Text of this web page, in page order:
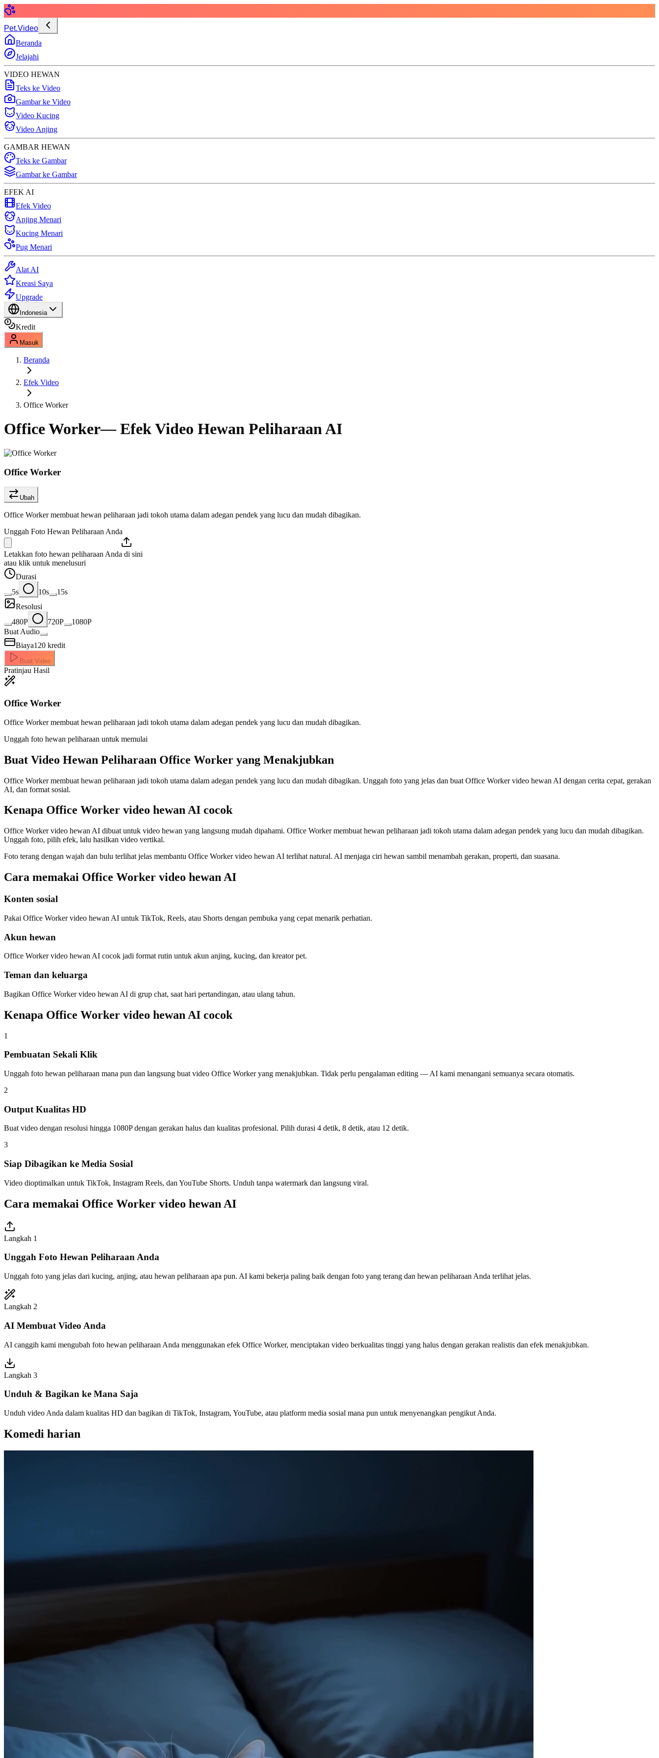
Pet.Video
Beranda
Jelajahi
VIDEO HEWAN
Teks ke Video
Gambar ke Video
Video Kucing
Video Anjing
GAMBAR HEWAN
Teks ke Gambar
Gambar ke Gambar
EFEK AI
Efek Video
Anjing Menari
Kucing Menari
Pug Menari
Alat AI
Kreasi Saya
Upgrade
Indonesia
Kredit
Masuk
Beranda
Efek Video
Office Worker
Office Worker— Efek Video Hewan Peliharaan AI
Office Worker
Ubah
Office Worker membuat hewan peliharaan jadi tokoh utama dalam adegan pendek yang lucu dan mudah dibagikan.
Unggah Foto Hewan Peliharaan Anda
Letakkan foto hewan peliharaan Anda di sini
atau klik untuk menelusuri
Durasi
5s
10s
15s
Resolusi
480P
720P
1080P
Buat Audio
Biaya120 kredit
Buat Video
Pratinjau Hasil
Office Worker
Office Worker membuat hewan peliharaan jadi tokoh utama dalam adegan pendek yang lucu dan mudah dibagikan.
Unggah foto hewan peliharaan untuk memulai
Buat Video Hewan Peliharaan Office Worker yang Menakjubkan
Office Worker membuat hewan peliharaan jadi tokoh utama dalam adegan pendek yang lucu dan mudah dibagikan. Unggah foto yang jelas dan buat Office Worker video hewan AI dengan cerita cepat, gerakan
AI, dan format sosial.
Kenapa Office Worker video hewan AI cocok
Office Worker video hewan AI dibuat untuk video hewan yang langsung mudah dipahami. Office Worker membuat hewan peliharaan jadi tokoh utama dalam adegan pendek yang lucu dan mudah dibagikan.
Unggah foto, pilih efek, lalu hasilkan video vertikal.
Foto terang dengan wajah dan bulu terlihat jelas membantu Office Worker video hewan AI terlihat natural. AI menjaga ciri hewan sambil menambah gerakan, properti, dan suasana.
Cara memakai Office Worker video hewan AI
Konten sosial
Pakai Office Worker video hewan AI untuk TikTok, Reels, atau Shorts dengan pembuka yang cepat menarik perhatian.
Akun hewan
Office Worker video hewan AI cocok jadi format rutin untuk akun anjing, kucing, dan kreator pet.
Teman dan keluarga
Bagikan Office Worker video hewan AI di grup chat, saat hari pertandingan, atau ulang tahun.
Kenapa Office Worker video hewan AI cocok
1
Pembuatan Sekali Klik
Unggah foto hewan peliharaan mana pun dan langsung buat video Office Worker yang menakjubkan. Tidak perlu pengalaman editing — AI kami menangani semuanya secara otomatis.
2
Output Kualitas HD
Buat video dengan resolusi hingga 1080P dengan gerakan halus dan kualitas profesional. Pilih durasi 4 detik, 8 detik, atau 12 detik.
3
Siap Dibagikan ke Media Sosial
Video dioptimalkan untuk TikTok, Instagram Reels, dan YouTube Shorts. Unduh tanpa watermark dan langsung viral.
Cara memakai Office Worker video hewan AI
Langkah 1
Unggah Foto Hewan Peliharaan Anda
Unggah foto yang jelas dari kucing, anjing, atau hewan peliharaan apa pun. AI kami bekerja paling baik dengan foto yang terang dan hewan peliharaan Anda terlihat jelas.
Langkah 2
AI Membuat Video Anda
AI canggih kami mengubah foto hewan peliharaan Anda menggunakan efek Office Worker, menciptakan video berkualitas tinggi yang halus dengan gerakan realistis dan efek menakjubkan.
Langkah 3
Unduh & Bagikan ke Mana Saja
Unduh video Anda dalam kualitas HD dan bagikan di TikTok, Instagram, YouTube, atau platform media sosial mana pun untuk menyenangkan pengikut Anda.
Komedi harian